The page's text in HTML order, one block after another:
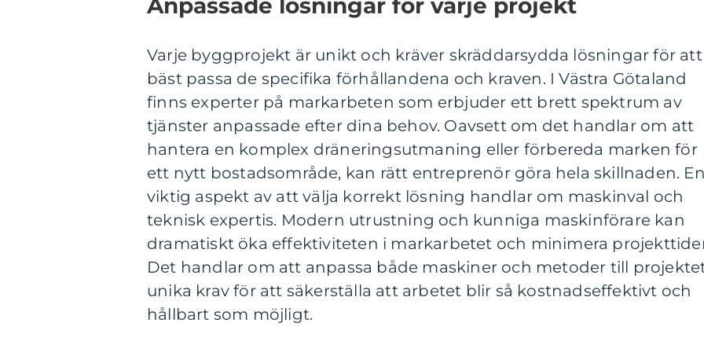
Anpassade lösningar för varje projekt
Varje byggprojekt är unikt och kräver skräddarsydda lösningar för att
bäst passa de specifika förhållandena och kraven. I Västra Götaland
finns experter på markarbeten som erbjuder ett brett spektrum av
tjänster anpassade efter dina behov. Oavsett om det handlar om att
hantera en komplex dräneringsutmaning eller förbereda marken för
ett nytt bostadsområde, kan rätt entreprenör göra hela skillnaden. En
viktig aspekt av att välja korrekt lösning handlar om maskinval och
teknisk expertis. Modern utrustning och kunniga maskinförare kan
dramatiskt öka effektiviteten i markarbetet och minimera
Det handlar om att anpassa både maskiner och metoder till
unika krav för att säkerställa att arbetet blir så kostnadseffektivt och
hållbart som möjligt.